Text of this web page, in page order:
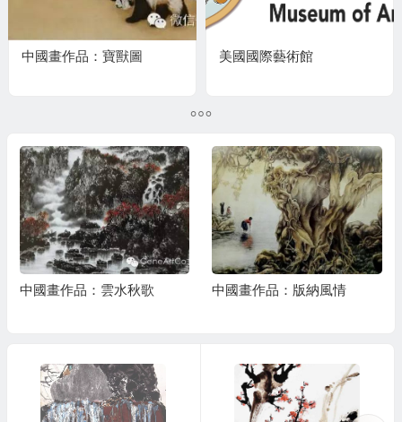
中國畫作品：寶獸圖 美國國際藝術館
中國畫作品：雲水秋歌 中國畫作品：版納風情